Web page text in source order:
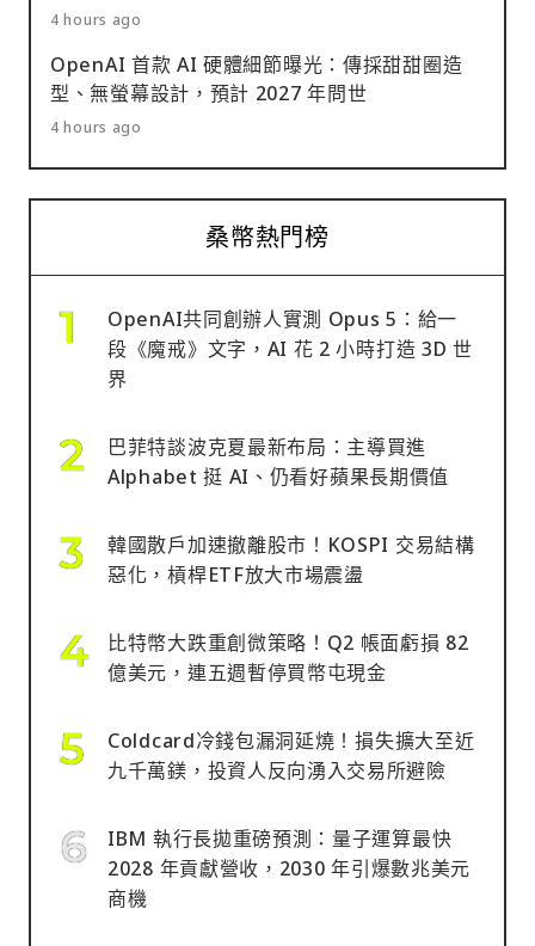
4 hours ago
OpenAI 首款 AI 硬體細節曝光：傳採甜甜圈造
型、無螢幕設計，預計 2027 年問世
4 hours ago
桑幣熱門榜
OpenAI共同創辦人實測 Opus 5：給一
段《魔戒》文字，AI 花 2 小時打造 3D 世
界
巴菲特談波克夏最新布局：主導買進
Alphabet 挺 AI、仍看好蘋果長期價值
韓國散戶加速撤離股市！KOSPI 交易結構
惡化，槓桿ETF放大市場震盪
比特幣大跌重創微策略！Q2 帳面虧損 82
億美元，連五週暫停買幣屯現金
Coldcard冷錢包漏洞延燒！損失擴大至近
九千萬鎂，投資人反向湧入交易所避險
IBM 執行長拋重磅預測：量子運算最快
2028 年貢獻營收，2030 年引爆數兆美元
商機